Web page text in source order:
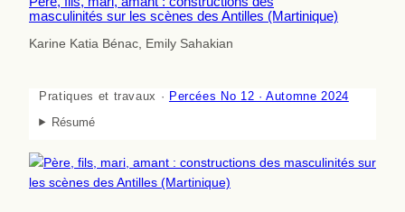
masculinités sur les scènes des Antilles (Martinique)
Karine Katia Bénac, Emily Sahakian
Pratiques et travaux · Percées No 12 · Automne 2024
Résumé